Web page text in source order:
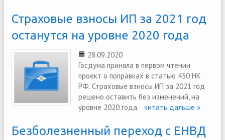
Страховые взносы ИП за 2021 год
останутся на уровне 2020 года
28.09.2020
Госдума приняла в первом чтении
проект о поправках в статью 430 НК
РФ. Страховые взносы ИП за 2021 год
решено оставить без изменений, на
уровне 2020 года. читать дальше »
Безболезненный переход с ЕНВД